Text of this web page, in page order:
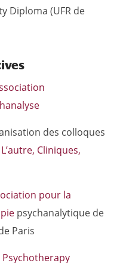
Diploma (UFR de
des colloques
L’autre, Cliniques,
pour la
psychanalytique de
Paris
Psychotherapy